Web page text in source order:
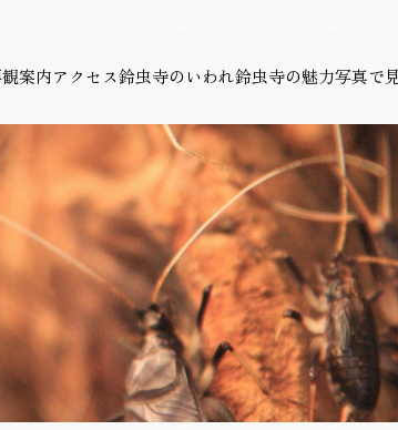
案内アクセス鈴虫寺のいわれ鈴虫寺の魅力写真で